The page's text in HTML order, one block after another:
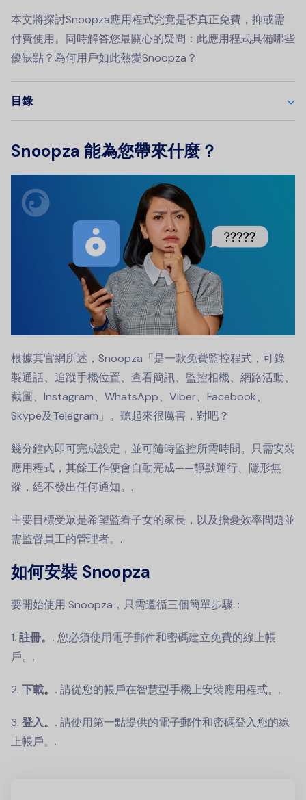
本文將探討Snoopza應用程式究竟是否真正免費，抑或需
付費使用。同時解答您最關心的疑問：此應用程式具備哪些
優缺點？為何用戶如此熱愛Snoopza？
目錄
Snoopza 能為您帶來什麼？
根據其官網所述，Snoopza「是一款免費監控程式，可錄
製通話、追蹤手機位置、查看簡訊、監控相機、網路活動、
截圖、Instagram、WhatsApp、Viber、Facebook、
Skype及Telegram」。聽起來很厲害，對吧？
幾分鐘內即可完成設定，並可隨時監控所需時間。只需安裝
應用程式，其餘工作便會自動完成——靜默運行、隱形無
蹤，絕不發出任何通知。.
主要目標受眾是希望監看子女的家長，以及擔憂效率問題並
需監督員工的管理者。.
如何安裝 Snoopza
要開始使用 Snoopza，只需遵循三個簡單步驟：
1. 註冊。. 您必須使用電子郵件和密碼建立免費的線上帳
戶。.
2. 下載。. 請從您的帳戶在智慧型手機上安裝應用程式。.
3. 登入。. 請使用第一點提供的電子郵件和密碼登入您的線
上帳戶。.